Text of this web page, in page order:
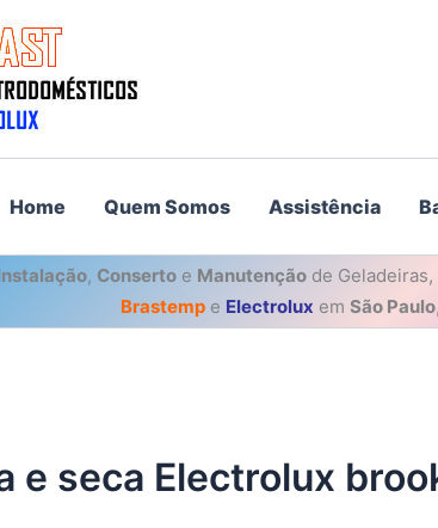
Home Quem Somos Assistência
, Conserto e Manutenção de
Brastempe Electrolux em São Paulo,
e seca Electrolux